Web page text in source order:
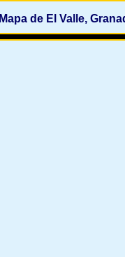
Mapa de El Valle,